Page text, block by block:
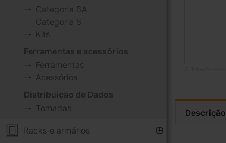
Categoria 6A
Categoria 6
Kits
Ferramentas e acessórios
Ferramentas
Acessórios
Distribuição de Dados
Tomadas
Racks e armários
para
o
Descrição